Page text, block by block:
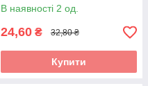
В наявності 2 од.
24,60 ₴ 32,80 ₴
Купити